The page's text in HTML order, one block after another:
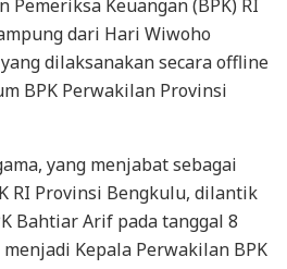
Pemeriksa Keuangan (BPK) RI
dari Hari Wiwoho
dilaksanakan secara offline
BPK Perwakilan Provinsi
yang menjabat sebagai
RI Provinsi Bengkulu, dilantik
Bahtiar Arif pada tanggal 8
Kepala Perwakilan BPK